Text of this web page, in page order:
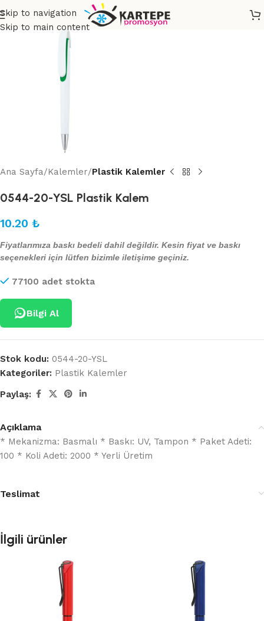
Skip to navigation
Skip to main content
Ana Sayfa Kalemler Plastik Kalemler
0544-20-YSL Plastik Kalem
10.20 ₺
Fiyatlarımıza baskı bedeli dahil değildir. Kesin fiyat ve baskı
seçenekleri için lütfen bizimle iletişime geçiniz.
77100 adet stokta
Bilgi Al
Stok kodu: 0544-20-YSL
Kategoriler: Plastik Kalemler
Paylaş:
Açıklama
* Mekanizma: Basmalı * Baskı: UV, Tampon * Paket Adeti:
100 * Koli Adeti: 2000 * Yerli Üretim
Teslimat
İlgili ürünler